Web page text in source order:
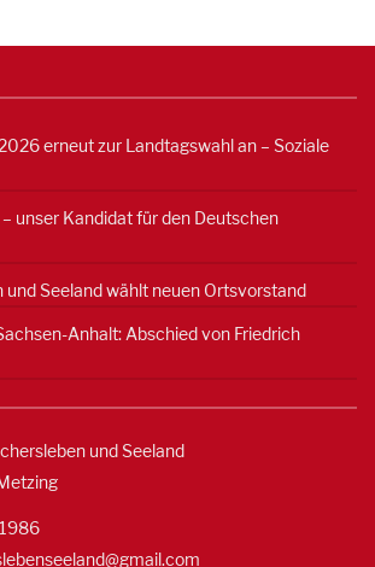
erneut zur Landtagswahl an – Soziale
unser Kandidat für den Deutschen
und Seeland wählt neuen Ortsvorstand
Anhalt: Abschied von Friedrich
und Seeland